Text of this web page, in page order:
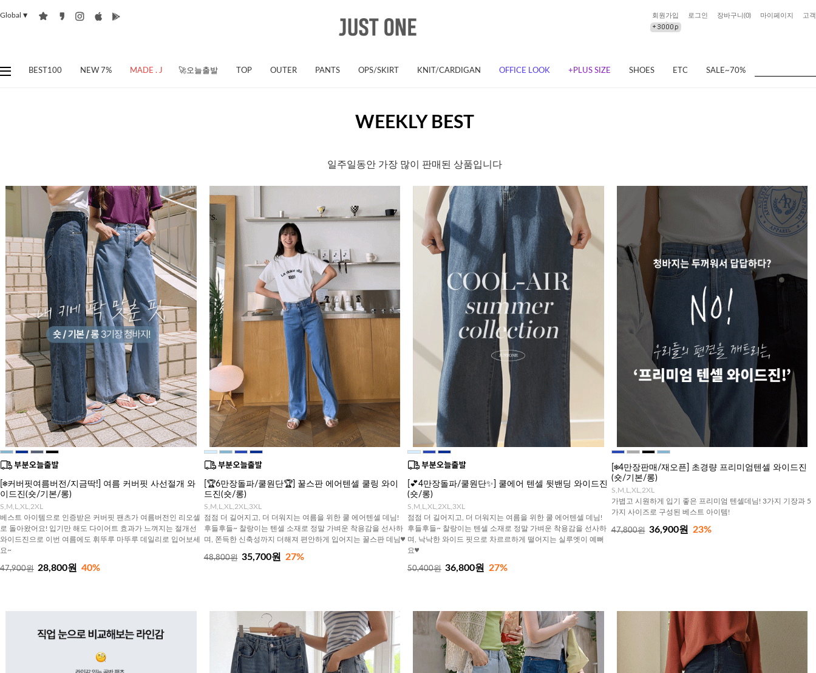
Global ▼ 회원가입 로그인 장바구니(0) 마이페이지 고
BEST100 NEW 7% MADE . J 🚀오늘출발 TOP OUTER PANTS OPS/SKIRT KNIT/CARDIGAN OFFICE LOOK +PLUS SIZE SHOES ETC SALE~70%
WEEKLY BEST
일주일동안 가장 많이 판매된 상품입니다
[❄️커버핏여름버전/지금딱!] 여름 커버핏 사선절개 와
이드진(숏/기본/롱)
S,M,L,XL,2XL
베스트 아이템으로 인증받은 커버핏 팬츠가 여름버전인 리오셀
로 돌아왔어요! 입기만 해도 다이어트 효과가 느껴지는 절개선
와이드진으로 이번 여름에도 휘뚜루 마뚜루 데일리로 입어보세
요~
47,900원 28,800원 40%
[🏆6만장돌파/쿨원단🏆] 꿀스판 에어텐셀 쿨링 와이
드진(숏/롱)
S,M,L,XL,2XL,3XL
점점 더 길어지고, 더 더워지는 여름을 위한 쿨 에어텐셀 데님!
후들후들~ 찰랑이는 텐셀 소재로 정말 가벼운 착용감을 선사하
며, 쫀득한 신축성까지 더해져 편안하게 입어지는 꿀스판 데님♥
48,800원 35,700원 27%
[💕4만장돌파/쿨원단✨] 쿨에어 텐셀 뒷밴딩 와이드진
(숏/롱)
S,M,L,XL,2XL,3XL
점점 더 길어지고, 더 더워지는 여름을 위한 쿨 에어텐셀 데님!
후들후들~ 찰랑이는 텐셀 소재로 정말 가벼운 착용감을 선사하
며, 낙낙한 와이드 핏으로 차르르하게 떨어지는 실루엣이 예뻐
요♥
50,400원 36,800원 27%
[❄️4만장판매/재오픈] 초경량 프리미엄텐셀 와이드진
(숏/기본/롱)
S,M,L,XL,2XL
가볍고 시원하게 입기 좋은 프리미엄 텐셀데님! 3가지 기장과 5
가지 사이즈로 구성된 베스트 아이템!
47,800원 36,900원 23%